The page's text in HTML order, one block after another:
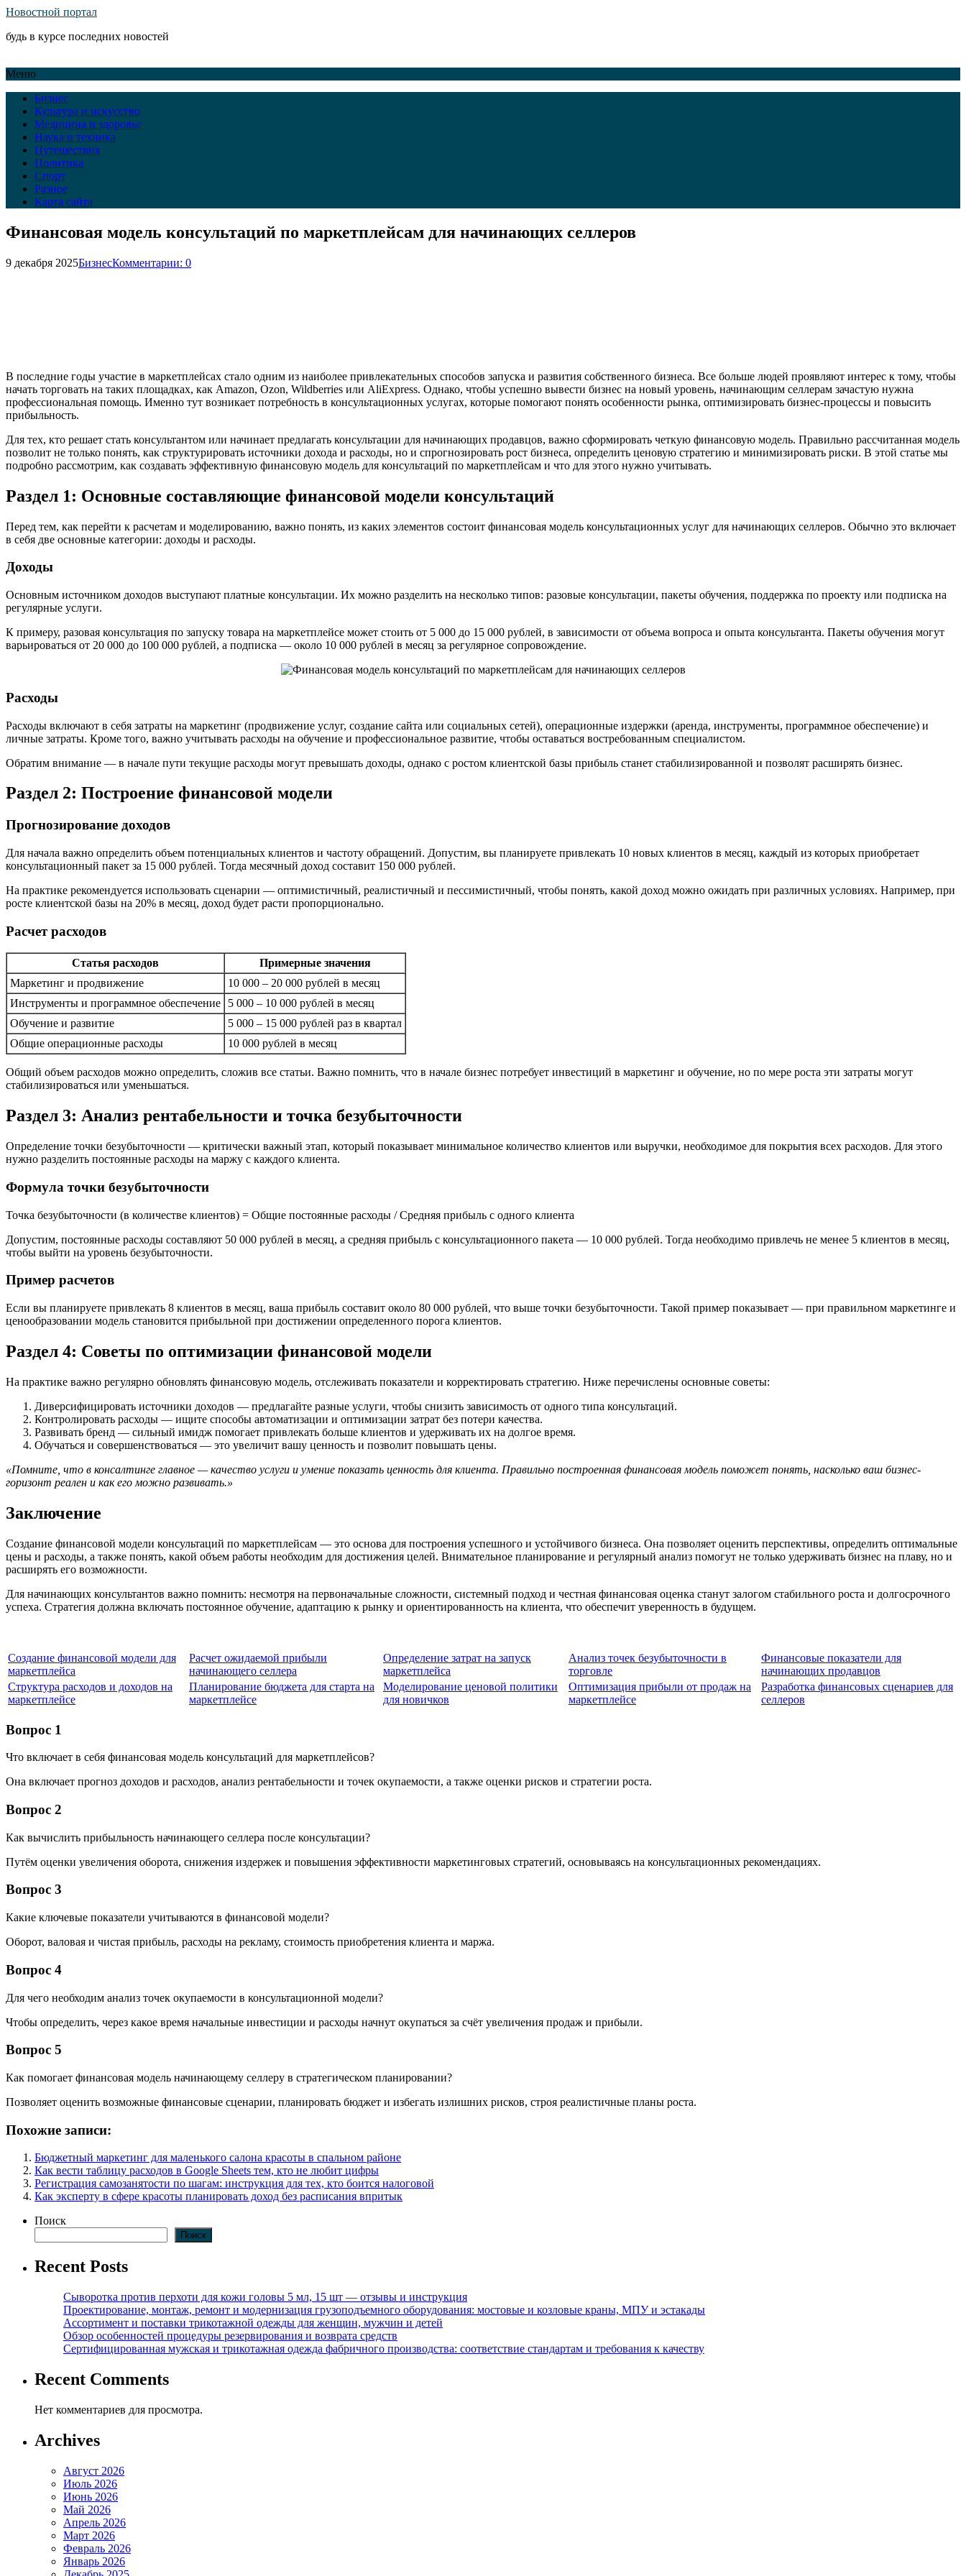
Новостной портал
будь в курсе последних новостей
Меню
Бизнес
Культура и искусство
Медицина и здоровье
Наука и техника
Путешествия
Политика
Спорт
Разное
Карта сайта
Финансовая модель консультаций по маркетплейсам для начинающих селлеров
9 декабря 2025БизнесКомментарии: 0
В последние годы участие в маркетплейсах стало одним из наиболее привлекательных способов запуска и развития собственного бизнеса. Все больше людей проявляют интерес к тому, чтобы
начать торговать на таких площадках, как Amazon, Ozon, Wildberries или AliExpress. Однако, чтобы успешно вывести бизнес на новый уровень, начинающим селлерам зачастую нужна
профессиональная помощь. Именно тут возникает потребность в консультационных услугах, которые помогают понять особенности рынка, оптимизировать бизнес-процессы и повысить
прибыльность.
Для тех, кто решает стать консультантом или начинает предлагать консультации для начинающих продавцов, важно сформировать четкую финансовую модель. Правильно рассчитанная модель
позволит не только понять, как структурировать источники дохода и расходы, но и спрогнозировать рост бизнеса, определить ценовую стратегию и минимизировать риски. В этой статье мы
подробно рассмотрим, как создавать эффективную финансовую модель для консультаций по маркетплейсам и что для этого нужно учитывать.
Раздел 1: Основные составляющие финансовой модели консультаций
Перед тем, как перейти к расчетам и моделированию, важно понять, из каких элементов состоит финансовая модель консультационных услуг для начинающих селлеров. Обычно это включает
в себя две основные категории: доходы и расходы.
Доходы
Основным источником доходов выступают платные консультации. Их можно разделить на несколько типов: разовые консультации, пакеты обучения, поддержка по проекту или подписка на
регулярные услуги.
К примеру, разовая консультация по запуску товара на маркетплейсе может стоить от 5 000 до 15 000 рублей, в зависимости от объема вопроса и опыта консультанта. Пакеты обучения могут
варьироваться от 20 000 до 100 000 рублей, а подписка — около 10 000 рублей в месяц за регулярное сопровождение.
Расходы
Расходы включают в себя затраты на маркетинг (продвижение услуг, создание сайта или социальных сетей), операционные издержки (аренда, инструменты, программное обеспечение) и
личные затраты. Кроме того, важно учитывать расходы на обучение и профессиональное развитие, чтобы оставаться востребованным специалистом.
Обратим внимание — в начале пути текущие расходы могут превышать доходы, однако с ростом клиентской базы прибыль станет стабилизированной и позволят расширять бизнес.
Раздел 2: Построение финансовой модели
Прогнозирование доходов
Для начала важно определить объем потенциальных клиентов и частоту обращений. Допустим, вы планируете привлекать 10 новых клиентов в месяц, каждый из которых приобретает
консультационный пакет за 15 000 рублей. Тогда месячный доход составит 150 000 рублей.
На практике рекомендуется использовать сценарии — оптимистичный, реалистичный и пессимистичный, чтобы понять, какой доход можно ожидать при различных условиях. Например, при
росте клиентской базы на 20% в месяц, доход будет расти пропорционально.
Расчет расходов
Статья расходов
Примерные значения
Маркетинг и продвижение
10 000 – 20 000 рублей в месяц
Инструменты и программное обеспечение
5 000 – 10 000 рублей в месяц
Обучение и развитие
5 000 – 15 000 рублей раз в квартал
Общие операционные расходы
10 000 рублей в месяц
Общий объем расходов можно определить, сложив все статьи. Важно помнить, что в начале бизнес потребует инвестиций в маркетинг и обучение, но по мере роста эти затраты могут
стабилизироваться или уменьшаться.
Раздел 3: Анализ рентабельности и точка безубыточности
Определение точки безубыточности — критически важный этап, который показывает минимальное количество клиентов или выручки, необходимое для покрытия всех расходов. Для этого
нужно разделить постоянные расходы на маржу с каждого клиента.
Формула точки безубыточности
Точка безубыточности (в количестве клиентов) = Общие постоянные расходы / Средняя прибыль с одного клиента
Допустим, постоянные расходы составляют 50 000 рублей в месяц, а средняя прибыль с консультационного пакета — 10 000 рублей. Тогда необходимо привлечь не менее 5 клиентов в месяц,
чтобы выйти на уровень безубыточности.
Пример расчетов
Если вы планируете привлекать 8 клиентов в месяц, ваша прибыль составит около 80 000 рублей, что выше точки безубыточности. Такой пример показывает — при правильном маркетинге и
ценообразовании модель становится прибыльной при достижении определенного порога клиентов.
Раздел 4: Советы по оптимизации финансовой модели
На практике важно регулярно обновлять финансовую модель, отслеживать показатели и корректировать стратегию. Ниже перечислены основные советы:
Диверсифицировать источники доходов — предлагайте разные услуги, чтобы снизить зависимость от одного типа консультаций.
Контролировать расходы — ищите способы автоматизации и оптимизации затрат без потери качества.
Развивать бренд — сильный имидж помогает привлекать больше клиентов и удерживать их на долгое время.
Обучаться и совершенствоваться — это увеличит вашу ценность и позволит повышать цены.
«Помните, что в консалтинге главное — качество услуги и умение показать ценность для клиента. Правильно построенная финансовая модель поможет понять, насколько ваш бизнес-
горизонт реален и как его можно развивать.»
Заключение
Создание финансовой модели консультаций по маркетплейсам — это основа для построения успешного и устойчивого бизнеса. Она позволяет оценить перспективы, определить оптимальные
цены и расходы, а также понять, какой объем работы необходим для достижения целей. Внимательное планирование и регулярный анализ помогут не только удерживать бизнес на плаву, но и
расширять его возможности.
Для начинающих консультантов важно помнить: несмотря на первоначальные сложности, системный подход и честная финансовая оценка станут залогом стабильного роста и долгосрочного
успеха. Стратегия должна включать постоянное обучение, адаптацию к рынку и ориентированность на клиента, что обеспечит уверенность в будущем.
Создание финансовой модели для
маркетплейса
Расчет ожидаемой прибыли
начинающего селлера
Определение затрат на запуск
маркетплейса
Анализ точек безубыточности в
торговле
Финансовые показатели для
начинающих продавцов
Структура расходов и доходов на
маркетплейсе
Планирование бюджета для старта на
маркетплейсе
Моделирование ценовой политики
для новичков
Оптимизация прибыли от продаж на
маркетплейсе
Разработка финансовых сценариев для
селлеров
Вопрос 1
Что включает в себя финансовая модель консультаций для маркетплейсов?
Она включает прогноз доходов и расходов, анализ рентабельности и точек окупаемости, а также оценки рисков и стратегии роста.
Вопрос 2
Как вычислить прибыльность начинающего селлера после консультации?
Путём оценки увеличения оборота, снижения издержек и повышения эффективности маркетинговых стратегий, основываясь на консультационных рекомендациях.
Вопрос 3
Какие ключевые показатели учитываются в финансовой модели?
Оборот, валовая и чистая прибыль, расходы на рекламу, стоимость приобретения клиента и маржа.
Вопрос 4
Для чего необходим анализ точек окупаемости в консультационной модели?
Чтобы определить, через какое время начальные инвестиции и расходы начнут окупаться за счёт увеличения продаж и прибыли.
Вопрос 5
Как помогает финансовая модель начинающему селлеру в стратегическом планировании?
Позволяет оценить возможные финансовые сценарии, планировать бюджет и избегать излишних рисков, строя реалистичные планы роста.
Похожие записи:
Бюджетный маркетинг для маленького салона красоты в спальном районе
Как вести таблицу расходов в Google Sheets тем, кто не любит цифры
Регистрация самозанятости по шагам: инструкция для тех, кто боится налоговой
Как эксперту в сфере красоты планировать доход без расписания впритык
Поиск
Поиск
Recent Posts
Сыворотка против перхоти для кожи головы 5 мл, 15 шт — отзывы и инструкция
Проектирование, монтаж, ремонт и модернизация грузоподъемного оборудования: мостовые и козловые краны, МПУ и эстакады
Ассортимент и поставки трикотажной одежды для женщин, мужчин и детей
Обзор особенностей процедуры резервирования и возврата средств
Сертифицированная мужская и трикотажная одежда фабричного производства: соответствие стандартам и требования к качеству
Recent Comments
Нет комментариев для просмотра.
Archives
Август 2026
Июль 2026
Июнь 2026
Май 2026
Апрель 2026
Март 2026
Февраль 2026
Январь 2026